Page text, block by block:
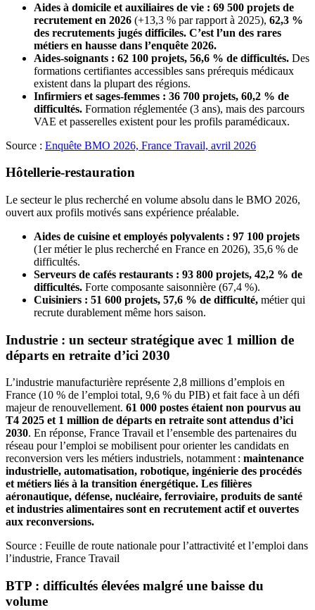
Aides à domicile et auxiliaires de vie : 69 500 projets de
recrutement en 2026 (+13,3 % par rapport à 2025), 62,3 %
des recrutements jugés difficiles. C’est l’un des rares
métiers en hausse dans l’enquête 2026.
Aides-soignants : 62 100 projets, 56,6 % de difficultés. Des
formations certifiantes accessibles sans prérequis médicaux
existent dans la plupart des régions.
Infirmiers et sages-femmes : 36 700 projets, 60,2 % de
difficultés. Formation réglementée (3 ans), mais des parcours
VAE et passerelles existent pour les profils paramédicaux.
Source : Enquête BMO 2026, France Travail, avril 2026
Hôtellerie-restauration
Le secteur le plus recherché en volume absolu dans le BMO 2026,
ouvert aux profils motivés sans expérience préalable.
Aides de cuisine et employés polyvalents : 97 100 projets
(1er métier le plus recherché en France en 2026), 35,6 % de
difficultés.
Serveurs de cafés restaurants : 93 800 projets, 42,2 % de
difficultés. Forte composante saisonnière (67,4 %).
Cuisiniers : 51 600 projets, 57,6 % de difficulté, métier qui
recrute durablement même hors saison.
Industrie : un secteur stratégique avec 1 million de
départs en retraite d’ici 2030
L’industrie manufacturière représente 2,8 millions d’emplois en
France (10 % de l’emploi total, 9,6 % du PIB) et fait face à un défi
majeur de renouvellement. 61 000 postes étaient non pourvus au
T4 2025 et 1 million de départs en retraite sont attendus d’ici
2030. En réponse, France Travail et l’ensemble des partenaires du
réseau pour l’emploi se mobilisent pour orienter les candidats en
reconversion vers les métiers industriels, notamment : maintenance
industrielle, automatisation, robotique, ingénierie des procédés
et métiers liés à la transition énergétique. Les filières
aéronautique, défense, nucléaire, ferroviaire, produits de santé
et industries alimentaires sont en recrutement actif et ouvertes
aux reconversions.
Source : Feuille de route nationale pour l’attractivité et l’emploi dans
l’industrie, France Travail
BTP : difficultés élevées malgré une baisse du
volume